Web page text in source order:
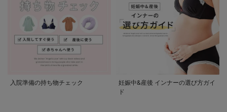
入院準備の持ち物チェック
妊娠中&産後 インナーの選び方ガイ
ド